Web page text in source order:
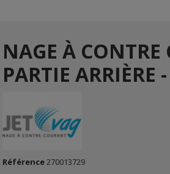
NAGE À
PARTIE
Référence270013729